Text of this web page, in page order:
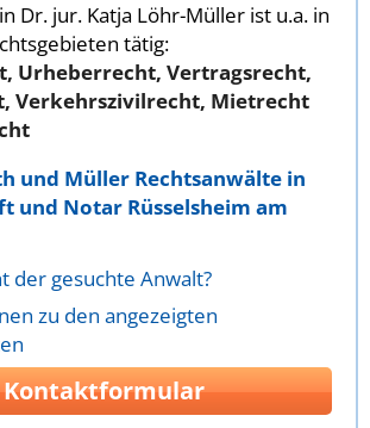
Dr. jur. Katja Löhr-Müller ist u.a. in
tätig:
Urheberrecht, Vertragsrecht,
Verkehrszivilrecht, Mietrecht
und Müller Rechtsanwälte in
und Notar Rüsselsheim am
der gesuchte Anwalt?
zu den angezeigten
Kontaktformular